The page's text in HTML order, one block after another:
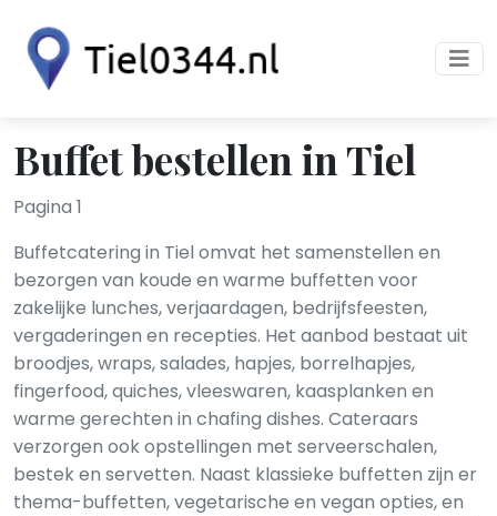
Buffet bestellen in Tiel
Pagina 1
Buffetcatering in Tiel omvat het samenstellen en
bezorgen van koude en warme buffetten voor
zakelijke lunches, verjaardagen, bedrijfsfeesten,
vergaderingen en recepties. Het aanbod bestaat uit
broodjes, wraps, salades, hapjes, borrelhapjes,
fingerfood, quiches, vleeswaren, kaasplanken en
warme gerechten in chafing dishes. Cateraars
verzorgen ook opstellingen met serveerschalen,
bestek en servetten. Naast klassieke buffetten zijn er
thema-buffetten, vegetarische en vegan opties, en